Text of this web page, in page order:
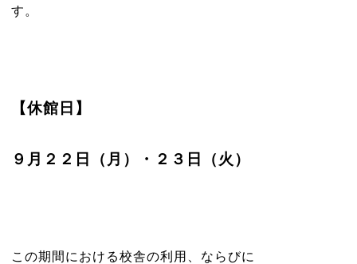
す。
【休館日】
９月２２日（月）・２３日（火）
この期間における校舎の利用、ならびに